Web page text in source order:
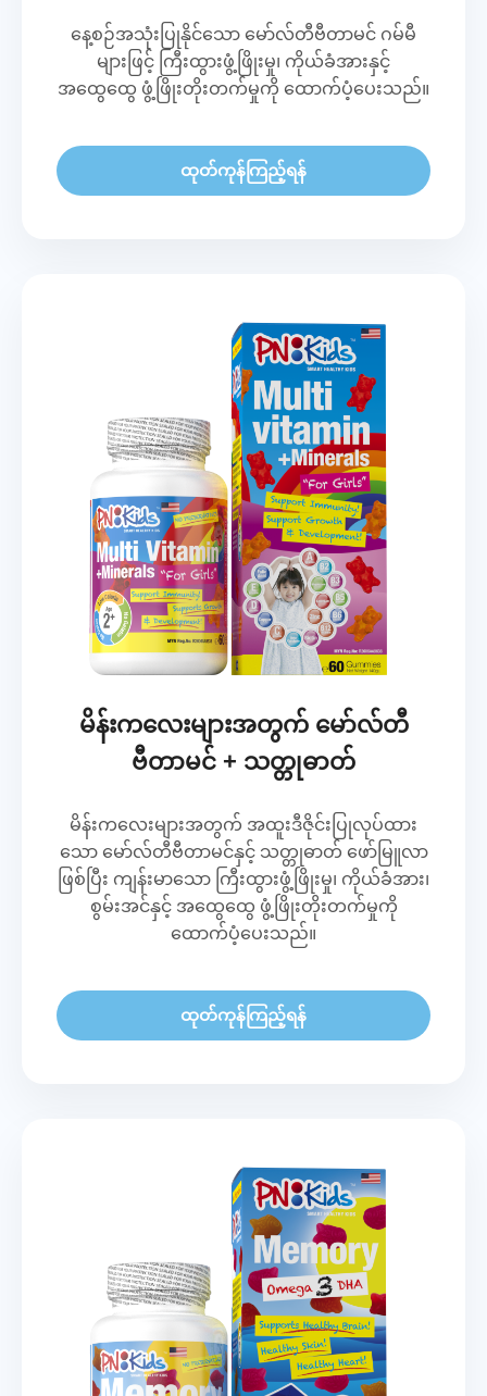
နေ့စဉ်အသုံးပြုနိုင်သော မော်လ်တီဗီတာမင် ဂမ်မီ
များဖြင့် ကြီးထွားဖွံ့ဖြိုးမှု၊ ကိုယ်ခံအားနှင့်
အထွေထွေ ဖွံ့ဖြိုးတိုးတက်မှုကို ထောက်ပံ့ပေးသည်။
ထုတ်ကုန်ကြည့်ရန်
မိန်းကလေးများအတွက် မော်လ်တီ
ဗီတာမင် + သတ္တုဓာတ်
မိန်းကလေးများအတွက် အထူးဒီဇိုင်းပြုလုပ်ထား
သော မော်လ်တီဗီတာမင်နှင့် သတ္တုဓာတ် ဖော်မြူလာ
ဖြစ်ပြီး ကျန်းမာသော ကြီးထွားဖွံ့ဖြိုးမှု၊ ကိုယ်ခံအား၊
စွမ်းအင်နှင့် အထွေထွေ ဖွံ့ဖြိုးတိုးတက်မှုကို
ထောက်ပံ့ပေးသည်။
ထုတ်ကုန်ကြည့်ရန်